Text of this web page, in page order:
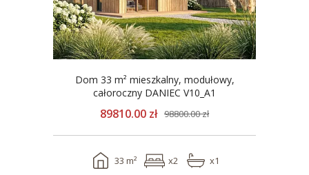
Dom 33 m² mieszkalny, modułowy,
całoroczny DANIEC V10_A1
89810.00 zł 98800.00 zł
33 m² x2 x1